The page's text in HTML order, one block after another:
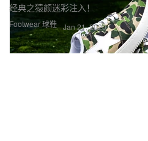
Footwear 球鞋
经典之猿颜迷彩注入！
Jan 21, 2020